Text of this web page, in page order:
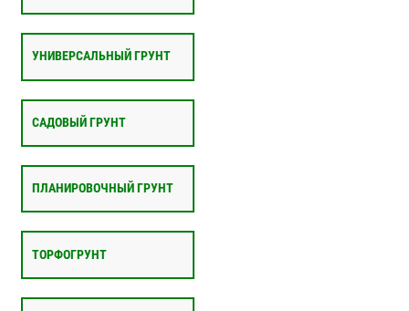
УНИВЕРСАЛЬНЫЙ ГРУНТ
САДОВЫЙ ГРУНТ
ПЛАНИРОВОЧНЫЙ ГРУНТ
ТОРФОГРУНТ